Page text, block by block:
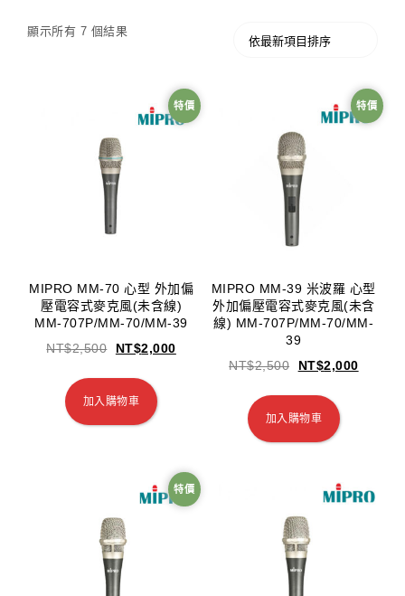
顯示所有 7 個結果
特價
MIPRO MM-70 心型 外加偏
壓電容式麥克風(未含線)
MM-707P/MM-70/MM-39
NT$2,500 NT$2,000
加入購物車
特價
MIPRO MM-39 米波羅 心型
外加偏壓電容式麥克風(未含
線) MM-707P/MM-70/MM-
39
NT$2,500 NT$2,000
加入購物車
特價